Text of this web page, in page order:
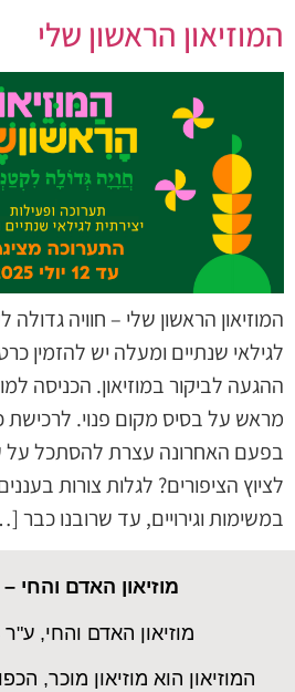
המוזיאון הראשון שלי
המוזיאון הראשון שלי – חוויה
לגילאי שנתיים ומעלה יש להזמין
ההגעה לביקור במוזיאון. הכניסה
מראש על בסיס מקום פנוי. לרכישת
בפעם האחרונה עצרת להסתכל על
לציוץ הציפורים? לגלות צורות
במשימות וגירויים, עד שרובנו כבר
מוזיאון האדם והחי
מוזיאון האדם והחי, ע"ר 580004794
המוזיאון הוא מוזיאון מוכר,